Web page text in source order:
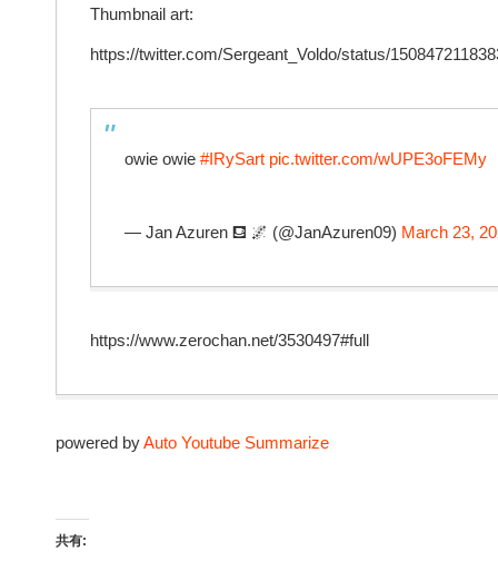
Thumbnail art:
https://twitter.com/Sergeant_Voldo/status/
owie owie #IRySart pic.twitter.com/wUPE3oFEMy
— Jan Azuren ⛾ 🌌 (@JanAzuren09) March 23,
https://www.zerochan.net/3530497#full
powered byAuto Youtube Summarize
共有: